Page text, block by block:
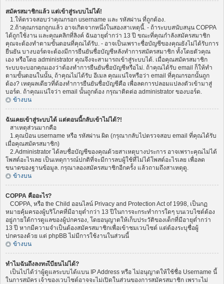
สมัครสมาชิกแล้ว แต่เข้าสู่ระบบไม่ได้!
1.ให้ตรวจสอบว่าคุณกรอก username และ รหัสผ่าน ที่ถูกต้อง.
2.ถ้าคุณกรอกถูกแล้ว อาจเกิดจากหนึ่งในสองสาเหตุนี้. - ถ้าระบบสนับสนุน COPPA
ได้ถูกใช้งาน และคุณคลิกที่ลิงค์ ฉันอายุต่ำกว่า 13 ปี ขณะที่คุณกำลังสมัครสมาชิก
คุณจะต้องทำตามขั้นตอนที่คุณได้รับ. - อาจเป็นเพราะชื่อบัญชีของคุณยังไม่ได้รับการ
ยืนยัน บางบอร์ดจะต้องมีการยืนยันชื่อบัญชีหลังทำการสมัครสมาชิก ทั้งโดยตัวคุณ
เอง หรือโดย administrator คุณจึงจะสามารถเข้าสู่ระบบได้. เมื่อคุณสมัครสมาชิก
ระบบจะบอกคุณเองว่าต้องทำการยืนยันชื่อบัญชีหรือไม่. ถ้าคุณได้รับ email ก็ให้ทำ
ตามขั้นตอนในนั้น, ถ้าคุณไม่ได้รับ อีเมล คุณแน่ใจหรือว่า email ที่คุณกรอกนั้นถูก
ต้อง? เหตุผลเดียวที่ต้องทำการยืนยันชื่อบัญชีคือ เพื่อลดการปลอมแปลงตัวเข้ามาสู่
บอร์ด. ถ้าคุณแน่ใจว่า email นั้นถูกต้อง กรุณาติดต่อ administrator ของบอร์ด.
ข้างบน
ฉันเคยเข้าสู่ระบบได้ แต่ตอนนี้กลับเข้าไม่ได้?!
สาเหตุส่วนมากคือ
1.คุณป้อน username หรือ รหัสผ่าน ผิด (กรุณากลับไปตรวจสอบ email ที่คุณได้รับ
เมื่อคุณสมัครสมาชิก)
2.Administrator ได้ลบชื่อบัญชีของคุณด้วยสาเหตุบางประการ อาจเพราะคุณไม่ได้
โพสต์อะไรเลย เป็นเหตุการณ์ปกติที่จะมีการลบผู้ใช้ที่ไม่ได้โพสต์อะไรเลย เพื่อลด
ขนาดของฐานข้อมูล. กรุณาลองสมัครสมาชิกอีกครั้ง แล้วถามถึงสาเหตุดู.
ข้างบน
COPPA คืออะไร?
COPPA, หรือ the Child ออนไลน์ Privacy and Protection Act of 1998, เป็นกฏ
หมายคุ้มครองผู้บริโภคที่มีอายุต่ำกว่า 13 ปีในการจะกระทำการใดๆ บนเวบไซต์ต้อง
อยู่ภายใต้การดูแลของผู้ปกครอง, โดยอนุญาตให้เก็บประวัติของเด็กที่มีอายุต่ำกว่า
13 ปี หากมีความจำเป็นต้องสมัครสมาชิกเพื่อเข้าชมเวบไซต์ แต่ต้องระบุชื่อผู้
ปกครองด้วย แต่ phpBB ไม่มีการใช้งานในส่วนนี้
ข้างบน
ทำไมฉันถึงลงทะเีบียนไม่ได้?
เป็นไปได้ว่าผู้ดูแลระบบได้แบน IP Address หรือ ไม่อนุญาตให้ใช้ชื่อ Username นี้
ในการสมัคร เจ้าของเวบไซต์อาจจะไม่เปิดในส่วนของการสมัครสมาชิก เพราะไม่